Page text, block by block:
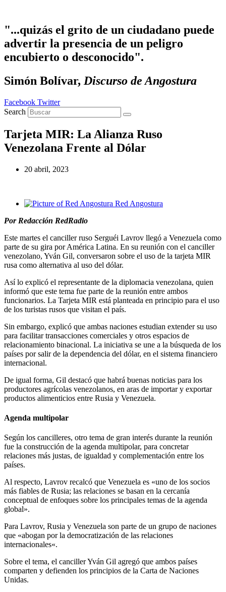
contenido
"...quizás el grito de un ciudadano puede
advertir la presencia de un peligro
encubierto o desconocido".
Simón Bolívar, Discurso de Angostura
Facebook Twitter
Search
Tarjeta MIR: La Alianza Ruso
Venezolana Frente al Dólar
20 abril, 2023
Red Angostura
Por Redacción RedRadio
Este martes el canciller ruso Serguéi Lavrov llegó a Venezuela como
parte de su gira por América Latina. En su reunión con el canciller
venezolano, Yván Gil, conversaron sobre el uso de la tarjeta MIR
rusa como alternativa al uso del dólar.
Así lo explicó el representante de la diplomacia venezolana, quien
informó que este tema fue parte de la reunión entre ambos
funcionarios. La Tarjeta MIR está planteada en principio para el uso
de los turistas rusos que visitan el país.
Sin embargo, explicó que ambas naciones estudian extender su uso
para facilitar transacciones comerciales y otros espacios de
relacionamiento binacional. La iniciativa se une a la búsqueda de los
países por salir de la dependencia del dólar, en el sistema financiero
internacional.
De igual forma, Gil destacó que habrá buenas noticias para los
productores agrícolas venezolanos, en aras de importar y exportar
productos alimenticios entre Rusia y Venezuela.
Agenda multipolar
Según los cancilleres, otro tema de gran interés durante la reunión
fue la construcción de la agenda multipolar, para concretar
relaciones más justas, de igualdad y complementación entre los
países.
Al respecto, Lavrov recalcó que Venezuela es «uno de los socios
más fiables de Rusia; las relaciones se basan en la cercanía
conceptual de enfoques sobre los principales temas de la agenda
global».
Para Lavrov, Rusia y Venezuela son parte de un grupo de naciones
que «abogan por la democratización de las relaciones
internacionales«.
Sobre el tema, el canciller Yván Gil agregó que ambos países
comparten y defienden los principios de la Carta de Naciones
Unidas.